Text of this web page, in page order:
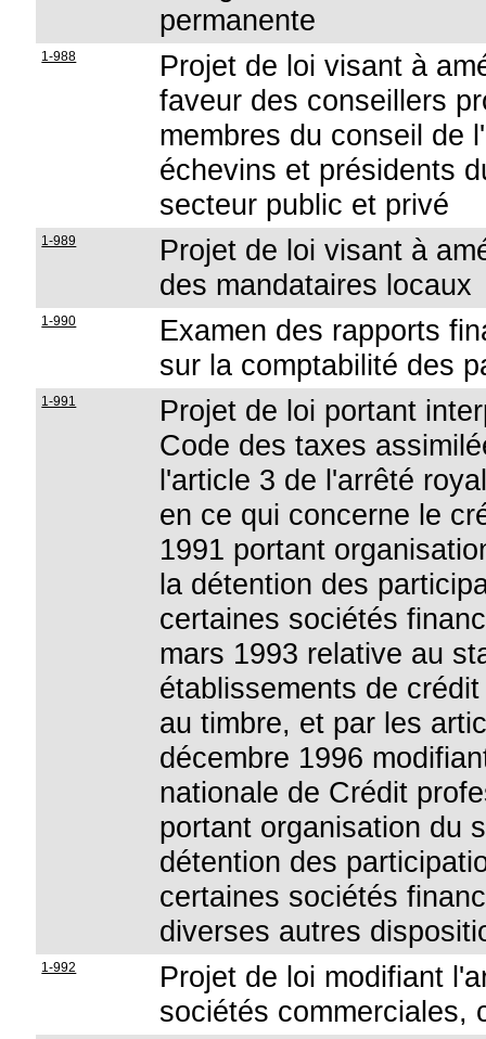
permanente
1-988
Projet de loi visant à
faveur des conseillers
membres du conseil de
échevins et présidents
secteur public et privé
1-989
Projet de loi visant à
des mandataires locaux
1-990
Examen des rapports
sur la comptabilité des
1-991
Projet de loi portant
Code des taxes
l'article 3 de l'arrêté
en ce qui concerne le
1991 portant
la détention des
certaines sociétés
mars 1993 relative au
établissements de
au timbre, et par les
décembre 1996
nationale de Crédit
portant organisation du
détention des
certaines sociétés
diverses autres
1-992
Projet de loi modifiant
sociétés commerciales,